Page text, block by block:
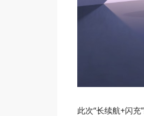
此次“长续航+闪